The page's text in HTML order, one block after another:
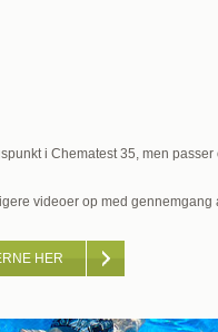
i Chematest 35, men passer
videoer op med gennemgang
HER